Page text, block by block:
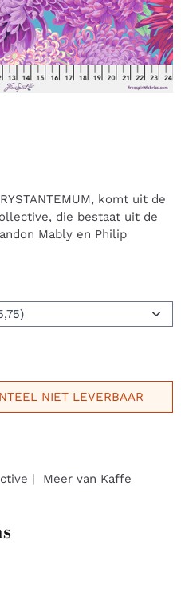
komt uit de
die bestaat uit de
Mably en Philip
NIET LEVERBAAR
| Meer van Kaffe